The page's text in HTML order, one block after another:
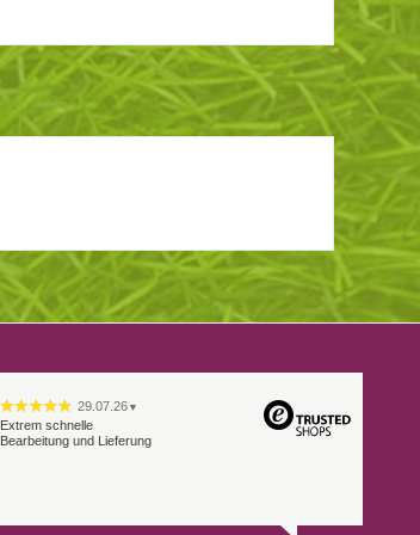
29.07.26 ▼
Extrem schnelle
Bearbeitung und Lieferung